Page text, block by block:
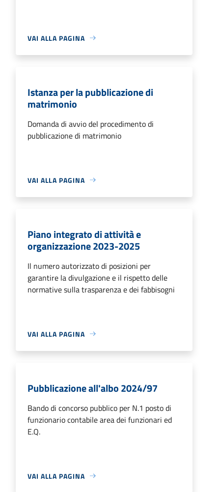
VAI ALLA PAGINA
Istanza per la pubblicazione di
matrimonio
Domanda di avvio del procedimento di
pubblicazione di matrimonio
VAI ALLA PAGINA
Piano integrato di attività e
organizzazione 2023-2025
Il numero autorizzato di posizioni per
garantire la divulgazione e il rispetto delle
normative sulla trasparenza e dei fabbisogni
VAI ALLA PAGINA
Pubblicazione all'albo 2024/97
Bando di concorso pubblico per N.1 posto di
funzionario contabile area dei funzionari ed
E.Q.
VAI ALLA PAGINA